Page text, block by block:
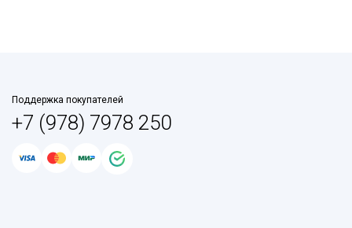
Поддержка покупателей
+7 (978) 7978 250